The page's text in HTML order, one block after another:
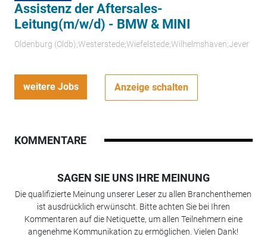
Assistenz der Aftersales-
Leitung(m/w/d) - BMW & MINI
Oldenburg (Oldb);Westerstede;Wiefelstede;Wilhelmshaven;Jever
weitere Jobs Anzeige schalten
KOMMENTARE
SAGEN SIE UNS IHRE MEINUNG
Die qualifizierte Meinung unserer Leser zu allen Branchenthemen
ist ausdrücklich erwünscht. Bitte achten Sie bei Ihren
Kommentaren auf die Netiquette, um allen Teilnehmern eine
angenehme Kommunikation zu ermöglichen. Vielen Dank!